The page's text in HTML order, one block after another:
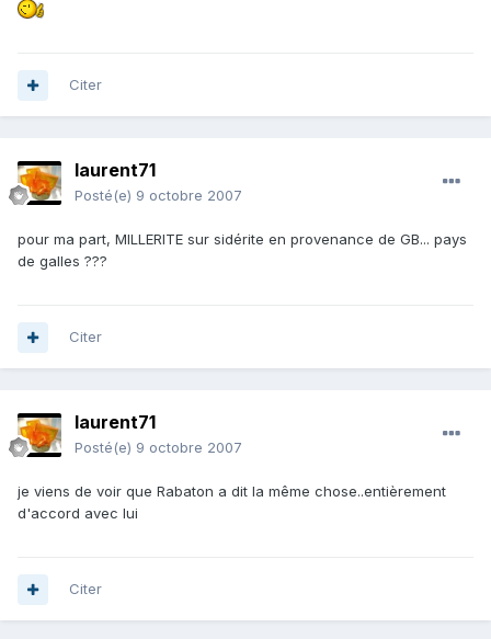
Citer
laurent71
Posté(e) 9 octobre 2007
pour ma part, MILLERITE sur sidérite en provenance de GB... pays
de galles ???
Citer
laurent71
Posté(e) 9 octobre 2007
je viens de voir que Rabaton a dit la même chose..entièrement
d'accord avec lui
Citer